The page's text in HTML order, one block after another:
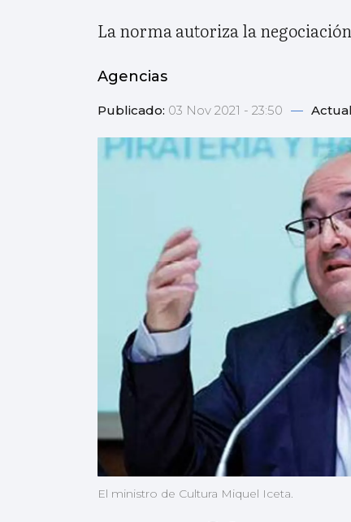
La norma autoriza la
Agencias
Publicado: 03 Nov 2021 - 23:50 —
El ministro de Cultura Miquel Iceta.